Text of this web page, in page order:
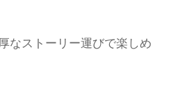
なストーリー運びで楽しめ